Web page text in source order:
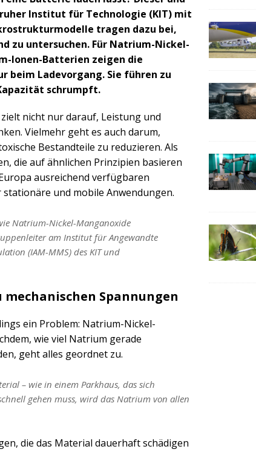
Institut für Technologie (KIT) mit
tragen dazu bei,
zu untersuchen. Für Natrium-Nickel-
Ionen-Batterien zeigen die
beim Ladevorgang. Sie führen zu
schrumpft.
zielt nicht nur darauf, Leistung und
Vielmehr geht es auch darum,
Bestandteile zu reduzieren. Als
die auf ähnlichen Prinzipien basieren
ausreichend verfügbaren
und mobile Anwendungen.
Natrium-Nickel-Manganoxide
am Institut für Angewandte
(IAM-MMS) des KIT und
Spannungen
ein Problem: Natrium-Nickel-
wie viel Natrium gerade
geht alles geordnet zu.
– wie in einem Parkhaus, das sich
gehen muss, wird das Natrium von allen
die das Material dauerhaft schädigen